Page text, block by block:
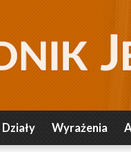
Działy Wyrażenia